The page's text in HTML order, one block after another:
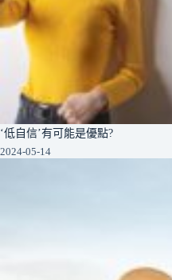
‘低自信’有可能是優點?
2024-05-14